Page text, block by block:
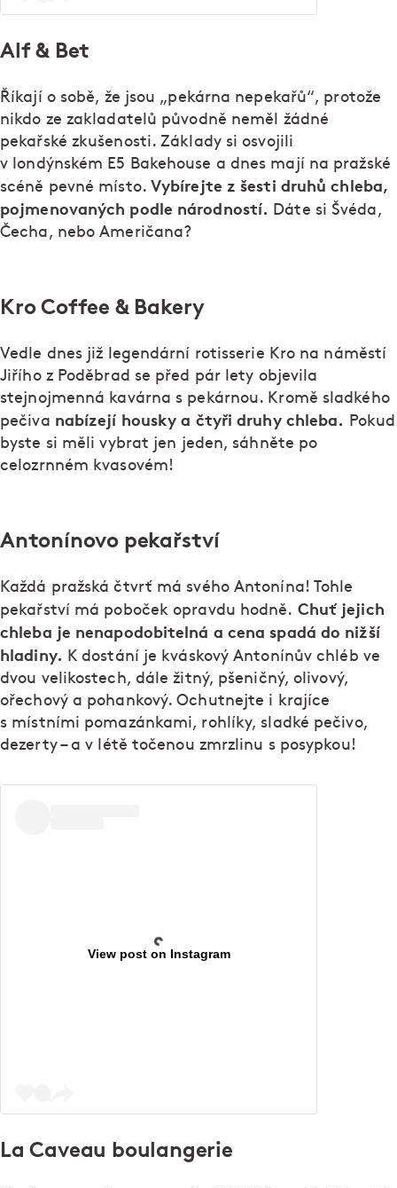
Alf & Bet
Říkají o sobě, že jsou „pekárna nepekařů“, protože
nikdo ze zakladatelů původně neměl žádné
pekařské zkušenosti. Základy si osvojili
v londýnském E5 Bakehouse a dnes mají na pražské
scéně pevné místo. Vybírejte z šesti druhů chleba,
pojmenovaných podle národností. Dáte si Švéda,
Čecha, nebo Američana?
Kro Coffee & Bakery
Vedle dnes již legendární rotisserie Kro na náměstí
Jiřího z Poděbrad se před pár lety objevila
stejnojmenná kavárna s pekárnou. Kromě sladkého
pečiva nabízejí housky a čtyři druhy chleba.
Pokud
byste si měli vybrat jen jeden, sáhněte po
celozrnném kvasovém!
Antonínovo pekařství
Každá pražská čtvrť má svého Antonína! Tohle
pekařství má poboček opravdu hodně. Chuť jejich
chleba je nenapodobitelná a cena spadá do nižší
hladiny. K dostání je kváskový Antonínův chléb ve
dvou velikostech, dále žitný, pšeničný, olivový,
ořechový a pohankový. Ochutnejte i krajíce
s místními pomazánkami, rohlíky, sladké pečivo,
dezerty – a v létě točenou zmrzlinu s posypkou!
View post on Instagram
La Caveau boulangerie